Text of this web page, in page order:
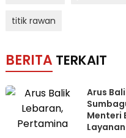
titik rawan
BERITA TERKAIT
Arus
Menteri